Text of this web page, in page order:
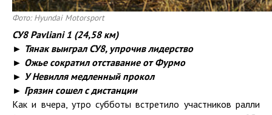
Фото: Hyundai Motorsport
СУ8 Pavliani 1 (24,58 км)
► Тянак выиграл СУ8, упрочив лидерство
► Ожье сократил отставание от Фурмо
► У Невилля медленный прокол
► Грязин сошел с дистанции
Как и вчера, утро субботы встретило участников ралли